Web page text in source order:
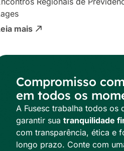
mais
Compromisso
em todos os
A Fusesc trabalha todos os
garantir sua tranquilidade
com transparência, ética e
longo prazo. Conte com